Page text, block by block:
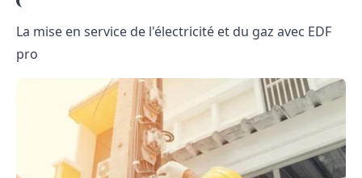
La mise en service de l'électricité et du gaz avec EDF
pro